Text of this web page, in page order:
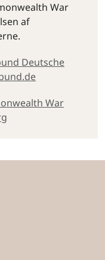
War
af
Deutsche
War